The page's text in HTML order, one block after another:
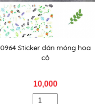
0964 Sticker dán móng hoa
cỏ
10,000